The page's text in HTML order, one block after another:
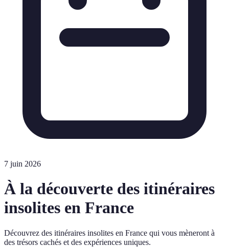
7 juin 2026
À la découverte des itinéraires
insolites en France
Découvrez des itinéraires insolites en France qui vous mèneront à
des trésors cachés et des expériences uniques.